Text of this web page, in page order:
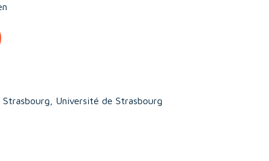
Strasbourg, Université de Strasbourg